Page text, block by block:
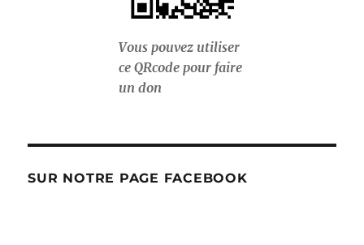
Vous pouvez utiliser
ce QRcode pour faire
un don
SUR NOTRE PAGE FACEBOOK